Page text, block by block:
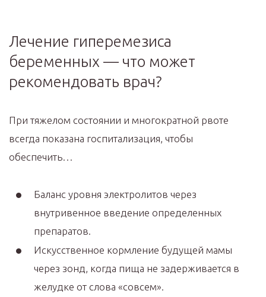
Лечение гиперемезиса
беременных — что может
рекомендовать врач?
При тяжелом состоянии и многократной рвоте
всегда показана госпитализация, чтобы
обеспечить…
Баланс уровня электролитов через
внутривенное введение определенных
препаратов.
Искусственное кормление будущей мамы
через зонд, когда пища не задерживается в
желудке от слова «совсем».